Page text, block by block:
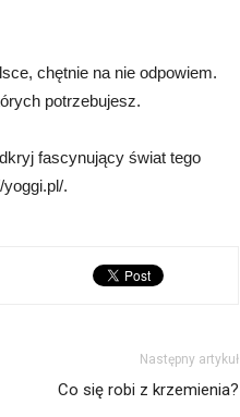
chętnie na nie odpowiem.
potrzebujesz.
fascynujący świat tego
.
Następny artykuł
Co się robi z krzemienia?